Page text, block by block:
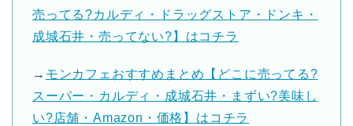
売ってる?カルディ・ドラッグストア・ドンキ・
成城石井・売ってない?】はコチラ
→ モンカフェおすすめまとめ【どこに売ってる?
スーパー・カルディ・成城石井・まずい?美味し
い?店舗・Amazon・価格】はコチラ